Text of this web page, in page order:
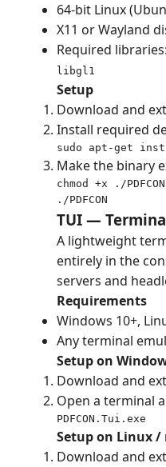
64-bit Linux
X11 or Wayland
Required libraries:
libgl1
Setup
Download and
Install required
sudo apt-get
Make the binary
chmod +x ./PDFCON
./PDFCON
TUI —
A lightweight
entirely in the
servers and
Requirements
Windows 10+,
Any terminal
Setup on
Download and
Open a terminal
PDFCON.Tui.exe
Setup on Linux /
Download and